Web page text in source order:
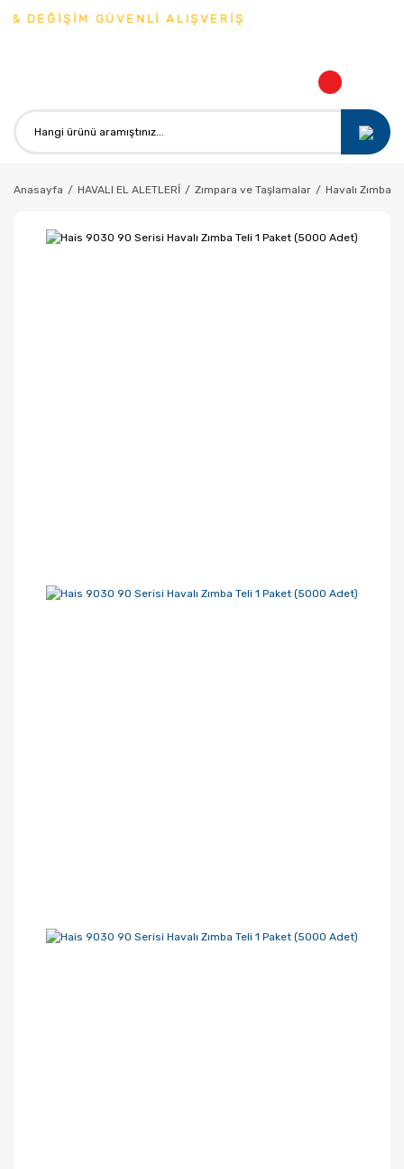
DEĞİŞİM GÜVENLİ ALIŞVERİŞ
Anasayfa HAVALI EL ALETLERİ Zımpara ve Taşlamalar Havalı Zımba